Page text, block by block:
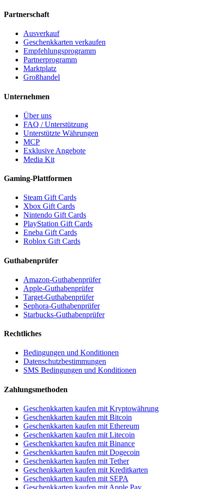
Partnerschaft
Ausverkauf
Geschenkkarten verkaufen
Empfehlungsprogramm
Partnerprogramm
Marktplatz
Großhandel
Unternehmen
Über uns
FAQ / Unterstützung
Unterstützte Währungen
MCP
Exklusive Angebote
Media Kit
Gaming-Plattformen
Steam Gift Cards
Xbox Gift Cards
Nintendo Gift Cards
PlayStation Gift Cards
Eneba Gift Cards
Roblox Gift Cards
Guthabenprüfer
Amazon-Guthabenprüfer
Apple-Guthabenprüfer
Target-Guthabenprüfer
Sephora-Guthabenprüfer
Starbucks-Guthabenprüfer
Rechtliches
Bedingungen und Konditionen
Datenschutzbestimmungen
SMS Bedingungen und Konditionen
Zahlungsmethoden
Geschenkkarten kaufen mit Kryptowährung
Geschenkkarten kaufen mit Bitcoin
Geschenkkarten kaufen mit Ethereum
Geschenkkarten kaufen mit Litecoin
Geschenkkarten kaufen mit Binance
Geschenkkarten kaufen mit Dogecoin
Geschenkkarten kaufen mit Tether
Geschenkkarten kaufen mit Kreditkarten
Geschenkkarten kaufen mit SEPA
Geschenkkarten kaufen mit Apple Pay